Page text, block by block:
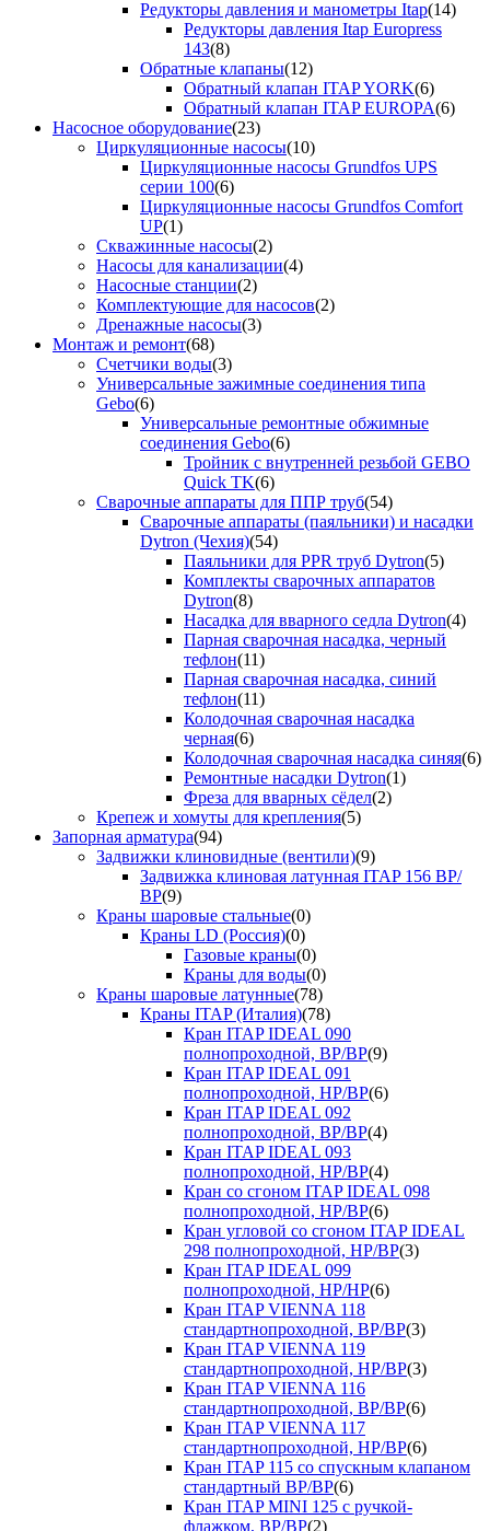
Редукторы давления и манометры Itap(14)
Редукторы давления Itap Europress
143(8)
Обратные клапаны(12)
Обратный клапан ITAP YORK(6)
Обратный клапан ITAP EUROPA(6)
Насосное оборудование(23)
Циркуляционные насосы(10)
Циркуляционные насосы Grundfos UPS
серии 100(6)
Циркуляционные насосы Grundfos Comfort
UP(1)
Скважинные насосы(2)
Насосы для канализации(4)
Насосные станции(2)
Комплектующие для насосов(2)
Дренажные насосы(3)
Монтаж и ремонт(68)
Счетчики воды(3)
Универсальные зажимные соединения типа
Gebo(6)
Универсальные ремонтные обжимные
соединения Gebo(6)
Тройник с внутренней резьбой GEBO
Quick TK(6)
Сварочные аппараты для ППР труб(54)
Сварочные аппараты (паяльники) и насадки
Dytron (Чехия)(54)
Паяльники для PPR труб Dytron(5)
Комплекты сварочных аппаратов
Dytron(8)
Насадка для вварного седла Dytron(4)
Парная сварочная насадка, черный
тефлон(11)
Парная сварочная насадка, синий
тефлон(11)
Колодочная сварочная насадка
черная(6)
Колодочная сварочная насадка синяя(6)
Ремонтные насадки Dytron(1)
Фреза для вварных сёдел(2)
Крепеж и хомуты для крепления(5)
Запорная арматура(94)
Задвижки клиновидные (вентили)(9)
Задвижка клиновая латунная ITAP 156 ВР/
ВР(9)
Краны шаровые стальные(0)
Краны LD (Россия)(0)
Газовые краны(0)
Краны для воды(0)
Краны шаровые латунные(78)
Краны ITAP (Италия)(78)
Кран ITAP IDEAL 090
полнопроходной, ВР/ВР(9)
Кран ITAP IDEAL 091
полнопроходной, НР/ВР(6)
Кран ITAP IDEAL 092
полнопроходной, ВР/ВР(4)
Кран ITAP IDEAL 093
полнопроходной, НР/ВР(4)
Кран со сгоном ITAP IDEAL 098
полнопроходной, НР/ВР(6)
Кран угловой со сгоном ITAP IDEAL
298 полнопроходной, НР/ВР(3)
Кран ITAP IDEAL 099
полнопроходной, НР/НР(6)
Кран ITAP VIENNA 118
стандартнопроходной, ВР/ВР(3)
Кран ITAP VIENNA 119
стандартнопроходной, НР/ВР(3)
Кран ITAP VIENNA 116
стандартнопроходной, ВР/ВР(6)
Кран ITAP VIENNA 117
стандартнопроходной, НР/ВР(6)
Кран ITAP 115 со спускным клапаном
стандартный ВР/ВР(6)
Кран ITAP MINI 125 с ручкой-
флажком, ВР/ВР(2)